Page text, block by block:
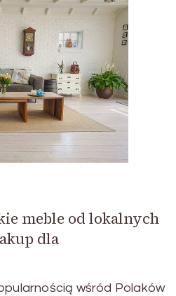
meble od lokalnych
dla
wśród Polaków